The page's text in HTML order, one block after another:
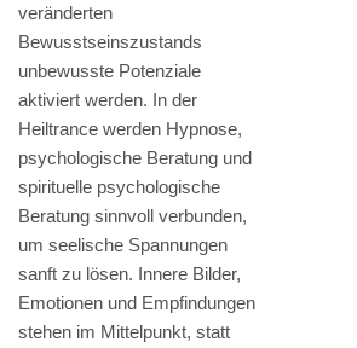
veränderten
Bewusstseinszustands
unbewusste Potenziale
aktiviert werden. In der
Heiltrance werden Hypnose,
psychologische Beratung und
spirituelle psychologische
Beratung sinnvoll verbunden,
um seelische Spannungen
sanft zu lösen. Innere Bilder,
Emotionen und Empfindungen
stehen im Mittelpunkt, statt